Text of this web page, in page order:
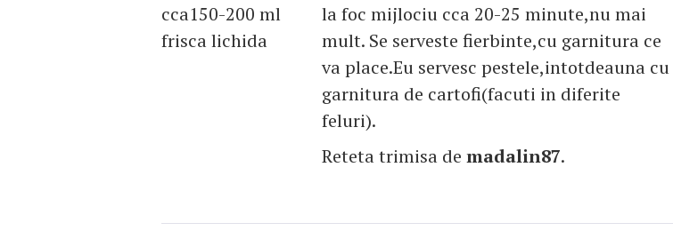
cca150-200 ml
frisca lichida
la foc mijlociu cca 20-25 minute,nu mai
mult. Se serveste fierbinte,cu garnitura ce
va place.Eu servesc pestele,intotdeauna cu
garnitura de cartofi(facuti in diferite
feluri).
Reteta trimisa de madalin87.